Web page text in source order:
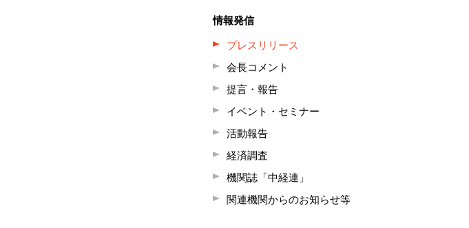
情報発信
プレスリリース
会長コメント
提言・報告
イベント・セミナー
活動報告
経済調査
機関誌「中経連」
関連機関からのお知らせ等